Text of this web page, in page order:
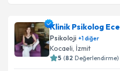
Klinik Psikolog
Psikoloji +1diğer
Kocaeli, İzmit
5 (82 Değerlendirme)